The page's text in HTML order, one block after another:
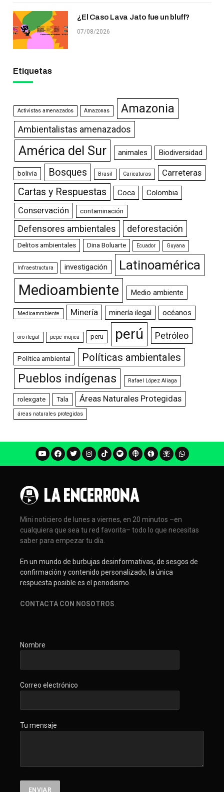
¿El Caso Lava Jato fue un bluff?
07/08/2026
Etiquetas
Activistas amenazados Amazonas Amazonia
Ambientalistas amenazados
América del Sur animales Biodiversidad
bolivia Bosques Brasil Caricaturas Carreteras
Cartas y Respuestas Coca Colombia
Conservación contaminación
Defensores ambientales deforestación
Delitos ambientales Dina Boluarte Ecuador Guyana
Infraestructura investigación Latinoamérica
Medioambiente Medio ambiente
Medioammbiente Minería minería ilegal océanos
oro ilegal pepe mujica peru perú Petróleo
Política ambiental Políticas ambientales
Pueblos indígenas Rafael López Aliaga
rolexgate Tala Áreas Naturales Protegidas
áreas naturales protegidas
Mini noticiero de lunes a viernes, en 20 minutos –en
cualquiera que sea tu red favorita– todo lo que necesitas
saber para empezar tu día.
En un mundo de burbujas desinformativas, de sesgos de
confirmación y contenido personalizado, la única
respuesta posible es el periodismo.
CONTACTA CON NOSOTROS
Nombre
Correo electrónico
Tu mensaje